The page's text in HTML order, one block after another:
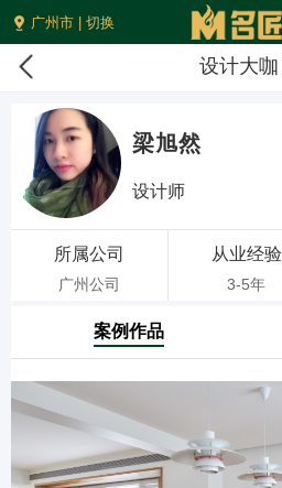
广州市 | 切换
设计大咖
梁旭然
设计师
所属公司
广州公司
从业经验
3-5年
案例作品